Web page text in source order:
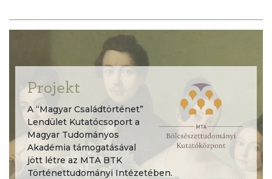
Projekt
A “Magyar Családtörténet”
Lendület Kutatócsoport a
Magyar Tudományos
Akadémia támogatásával
jött létre az MTA BTK
Történettudományi Intézetében.